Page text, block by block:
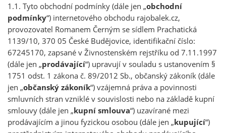
1.1. Tyto obchodní podmínky (dále jen „obchodní
podmínky“) internetového obchodu rajobalek.cz,
provozovatel Romanem Černým se sídlem Prachatická
1139/10, 370 05 České Budějovice, identifikační číslo:
67245170, zapsané v Živnostenském rejstříku od 7.11.1997
(dále jen „prodávající“) upravují v souladu s ustanovením §
1751 odst. 1 zákona č. 89/2012 Sb., občanský zákoník (dále
jen „občanský zákoník“) vzájemná práva a povinnosti
smluvních stran vzniklé v souvislosti nebo na základě kupní
smlouvy (dále jen „kupní smlouva“) uzavírané mezi
prodávajícím a jinou fyzickou osobou (dále jen „kupující“)